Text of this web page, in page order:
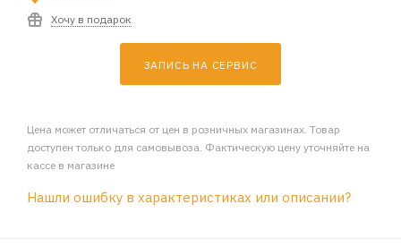
Хочу в подарок
ЗАПИСЬ НА СЕРВИС
Цена может отличаться от цен в розничных магазинах. Товар
доступен только для самовывоза. Фактическую цену уточняйте на
кассе в магазине
Нашли ошибку в характеристиках или описании?